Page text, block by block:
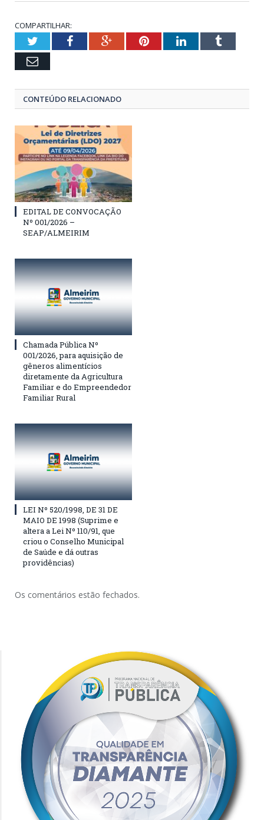
COMPARTILHAR:
TwitterFacebookGoogle+PinterestLinkedInTumblr
Email
CONTEÚDO RELACIONADO
EDITAL DE CONVOCAÇÃO
Nº 001/2026 –
SEAP/ALMEIRIM
Chamada Pública Nº
001/2026, para aquisição de
gêneros alimentícios
diretamente da Agricultura
Familiar e do Empreendedor
Familiar Rural
LEI Nº 520/1998, DE 31 DE
MAIO DE 1998 (Suprime e
altera a Lei Nº 110/91, que
criou o Conselho Municipal
de Saúde e dá outras
providências)
Os comentários estão fechados.